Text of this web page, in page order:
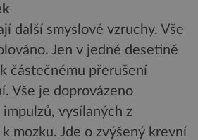
další smyslové vzruchy. Vše
Jen v jedné desetině
částečnému přerušení
Vše je doprovázeno
vysílaných z
mozku. Jde o zvýšený krevní